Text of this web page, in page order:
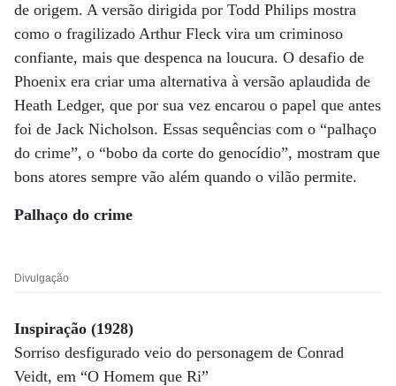
de origem. A versão dirigida por Todd Philips mostra
como o fragilizado Arthur Fleck vira um criminoso
confiante, mais que despenca na loucura. O desafio de
Phoenix era criar uma alternativa à versão aplaudida de
Heath Ledger, que por sua vez encarou o papel que antes
foi de Jack Nicholson. Essas sequências com o “palhaço
do crime”, o “bobo da corte do genocídio”, mostram que
bons atores sempre vão além quando o vilão permite.
Palhaço do crime
Divulgação
Inspiração (1928)
Sorriso desfigurado veio do personagem de Conrad
Veidt, em “O Homem que Ri”